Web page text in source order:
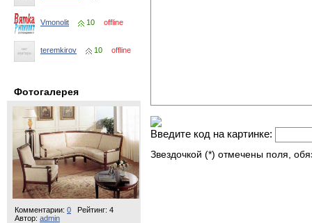
Vmonolit 10 offline
teremkirov 10 offline
Фотогалерея
Комментарии: 0
Рейтинг: 4
Автор: admin
Введите код на картинке:
Звездочкой (*) отмечены поля,